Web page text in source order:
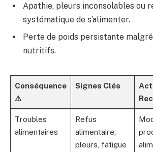
Apathie, pleurs inconsolables ou
systématique de s’alimenter.
Perte de poids persistante
nutritifs.
Conséquence
⚠️
Signes Clés
Troubles
alimentaires
Refus
alimentaire,
pleurs, fatigue